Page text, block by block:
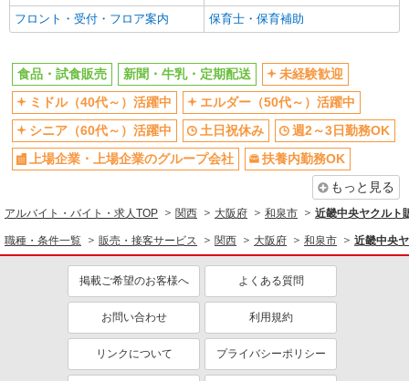
フロント・受付・フロア案内
保育士・保育補助
食品・試食販売 新聞・牛乳・定期配送
未経験歓迎
ミドル（40代～）活躍中
エルダー（50代～）活躍中
シニア（60代～）活躍中
土日祝休み
週2～3日勤務OK
上場企業・上場企業のグループ会社
扶養内勤務OK
もっと見る
アルバイト・バイト・求人TOP 関西 大阪府 和泉市 近畿中央ヤクルト
職種・条件一覧 販売・接客サービス 関西 大阪府 和泉市 近畿中央
掲載ご希望のお客様へ よくある質問
お問い合わせ 利用規約
リンクについて プライバシーポリシー